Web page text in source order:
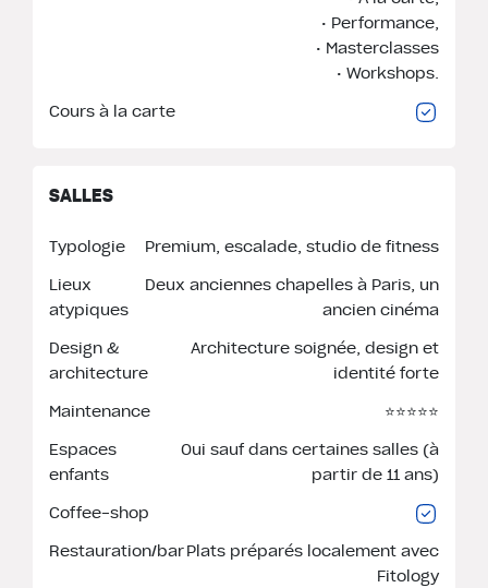
• Performance,
• Masterclasses
• Workshops.
Cours à la carte
SALLES
Typologie
Premium, escalade, studio de fitness
Lieux
atypiques
Deux anciennes chapelles à Paris, un
ancien cinéma
Design &
architecture
Architecture soignée, design et
identité forte
Maintenance
⭐️⭐️⭐️⭐️⭐️
Espaces
enfants
Oui sauf dans certaines salles (à
partir de 11 ans)
Coffee-shop
Restauration/barPlats préparés localement avec
Fitology